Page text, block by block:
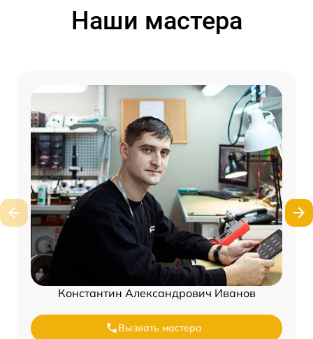
Наши мастера
Константин Александрович Иванов
Вызвать мастера